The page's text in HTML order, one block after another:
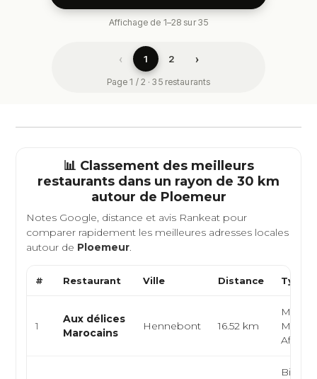
Affichage de 1–28 sur 35
‹ 1 2 ›
Page 1 / 2 · 35 restaurants
📊 Classement des meilleurs
restaurants dans un rayon de 30 km
autour de Ploemeur
Notes Google, distance et avis Rankeat pour
comparer rapidement les meilleures adresses locales
autour de Ploemeur.
# Restaurant Ville Distance Type
1
Aux délices
Marocains
Hennebont 16.52 km